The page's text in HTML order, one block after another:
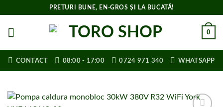
content
PREȚURI BUNE, EN-GROS ȘI LA BUCATĂ!
0
CONTACT 08:00 - 17:00 0724 971 340 WHATSAPP